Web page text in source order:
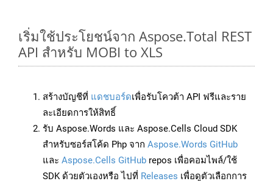
เริ่มใช้ประโยชน์จาก Aspose.Total REST
API สำหรับ MOBI to XLS
สร้างบัญชีที่ แดชบอร์ดเพื่อรับโควต้า API ฟรีและราย
ละเอียดการให้สิทธิ์
รับ Aspose.Words และ Aspose.Cells Cloud SDK
สำหรับซอร์สโค้ด Php จาก Aspose.Words GitHub
และ Aspose.Cells GitHub repos เพื่อคอมไพล์/ใช้
SDK ด้วยตัวเองหรือ ไปที่ Releases เพื่อดูตัวเลือกการ